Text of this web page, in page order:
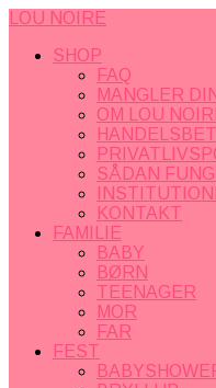
LOU NOIRE
SHOP
FAQ
MANGLER
OM LOU
SÅDAN
KONTAKT
FAMILIE
BABY
BØRN
TEENAGER
MOR
FAR
FEST